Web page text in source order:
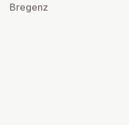
Bregenz